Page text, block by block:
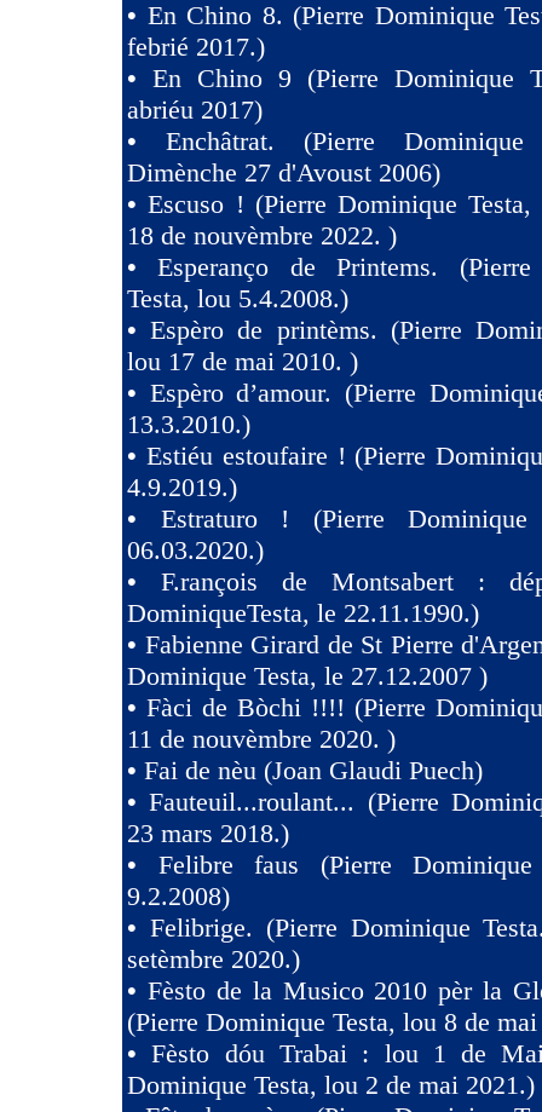
• En Chino 8. (Pierre Dominique
febrié 2017.)
• En Chino 9 (Pierre Dominique
abriéu 2017)
• Enchâtrat. (Pierre
Dimènche 27 d'Avoust 2006)
•Escuso ! (Pierre Dominique
18 de nouvèmbre 2022. )
•Esperanço de Printems.
Testa, lou 5.4.2008.)
•Espèro de printèms. (Pierre
lou 17 de mai 2010. )
• Espèro d’amour. (Pierre
13.3.2010.)
• Estiéu estoufaire ! (Pierre
4.9.2019.)
• Estraturo ! (Pierre
06.03.2020.)
• F.rançois de Montsabert :
DominiqueTesta, le 22.11.1990.)
• Fabienne Girard de St Pierre
Dominique Testa, le 27.12.2007 )
• Fàci de Bòchi !!!! (Pierre
11 de nouvèmbre 2020. )
• Fai de nèu (Joan Glaudi Puech)
•Fauteuil...roulant... (Pierre
23 mars 2018.)
• Felibre faus (Pierre
9.2.2008)
• Felibrige. (Pierre Dominique
setèmbre 2020.)
• Fèsto de la Musico 2010 pèr la
(Pierre Dominique Testa, lou 8 de
•Fèsto dóu Trabai : lou 1 de
Dominique Testa, lou 2 de mai 2021.)